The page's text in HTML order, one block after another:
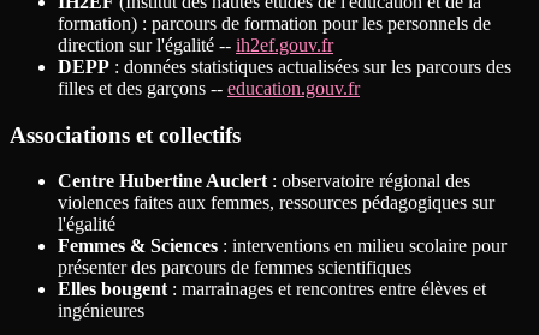
formation) : parcours de formation pour les personnels de
direction sur l'égalité -- ih2ef.gouv.fr
DEPP : données statistiques actualisées sur les parcours des
filles et des garçons -- education.gouv.fr
Associations et collectifs
Centre Hubertine Auclert : observatoire régional des
violences faites aux femmes, ressources pédagogiques sur
l'égalité
Femmes & Sciences : interventions en milieu scolaire pour
présenter des parcours de femmes scientifiques
Elles bougent : marrainages et rencontres entre élèves et
ingénieures